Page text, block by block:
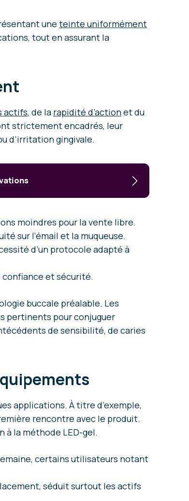
une teinte uniformément
tout en assurant la
actifs, de la rapidité d’actionet du
strictement encadrés, leur
d’irritation gingivale.
moindres pour la vente libre.
sur l’émail et la muqueuse.
d’un protocole adapté à
et sécurité.
buccale préalable. Les
pertinents pour conjuguer
de sensibilité, de caries
applications. À titre d’exemple,
rencontre avec le produit.
à la méthode LED-gel.
certains utilisateurs notant
séduit surtout les actifs